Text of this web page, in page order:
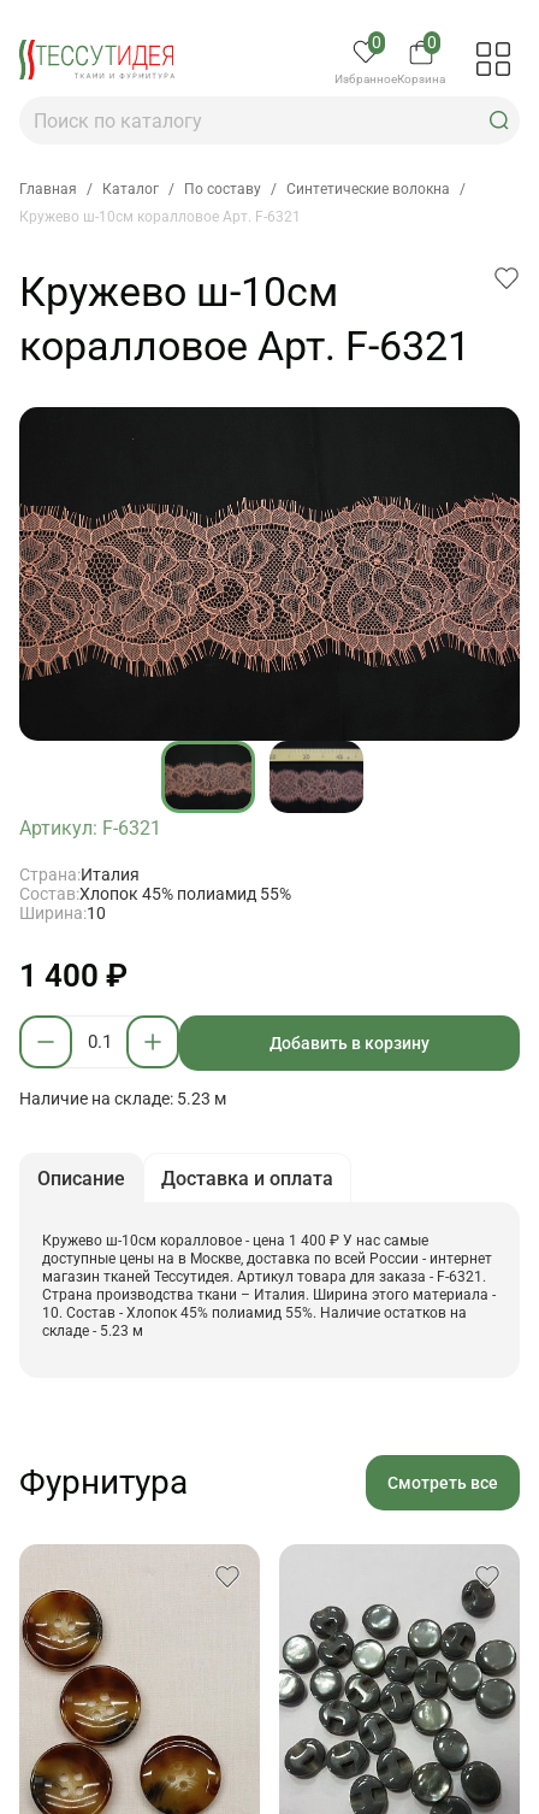
0
Избранное
0
Корзина
Главная / Каталог / По составу / Синтетические волокна
/
Кружево ш-10см коралловое Арт. F-6321
Кружево ш-10см
коралловое Арт. F-6321
Артикул: F-6321
Страна:Италия
Состав:Хлопок 45% полиамид 55%
Ширина:10
1 400 ₽
Добавить в корзину
Наличие на складе: 5.23 м
Описание Доставка и оплата
Кружево ш-10см коралловое - цена 1 400 ₽ У нас самые
доступные цены на в Москве, доставка по всей России - интернет
магазин тканей Тессутидея. Артикул товара для заказа - F-6321.
Страна производства ткани – Италия. Ширина этого материала -
10. Состав - Хлопок 45% полиамид 55%. Наличие остатков на
складе - 5.23 м
Фурнитура Смотреть все